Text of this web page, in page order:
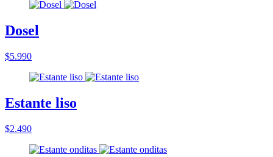
Dosel
$5.990
Estante liso
$2.490